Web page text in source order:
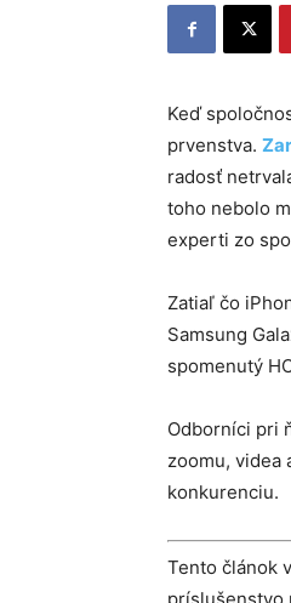
Keď
prvenstva.
radosť
toho nebolo
experti zo
Zatiaľ čo
Samsung
spomenutý
Odborníci pri
zoomu, videa
konkurenciu.
Tento článok
príslušenstvo